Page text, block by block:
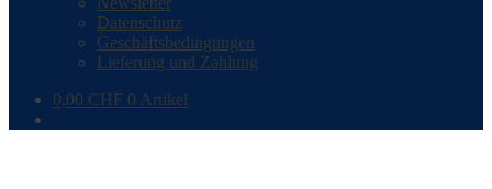
Datenschutz
Geschäftsbedingungen
Lieferung und Zahlung
0,00 CHF 0 Artikel